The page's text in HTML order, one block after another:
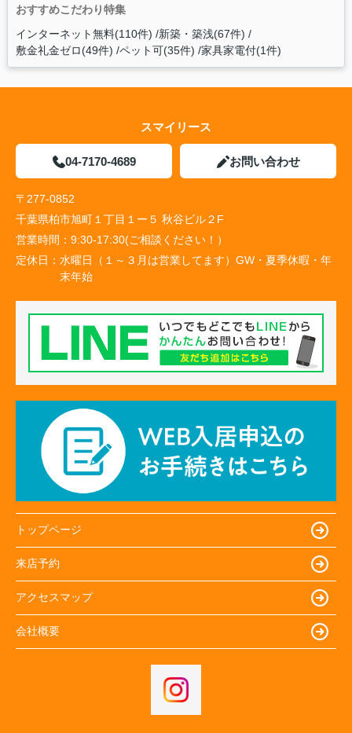
おすすめこだわり特集
インターネット無料(110件) 新築・築浅(67件)
敷金礼金ゼロ(49件) ペット可(35件) 家具家電付(1件)
スマイリース
04-7170-4689 お問い合わせ
〒277-0852
千葉県柏市旭町１丁目１ー５ 秋谷ビル２F
営業時間： 9:30-17:30(ご相談ください！）
定休日： 水曜日（１～３月は営業してます）GW・夏季休暇・年
末年始
トップページ
来店予約
アクセスマップ
会社概要